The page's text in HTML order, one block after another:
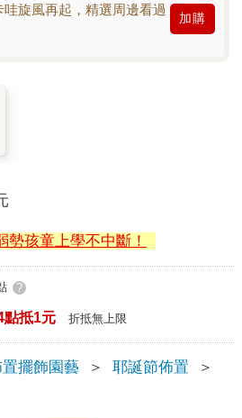
旋風再起，精選周邊看過
加購
孩童上學不中斷！
?
點抵1元 折抵無上限
擺飾園藝 ＞ 耶誕節佈置
＞